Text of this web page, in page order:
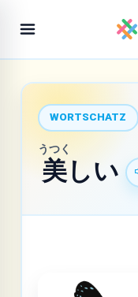
WORTSCHATZ
美
うつく
しい